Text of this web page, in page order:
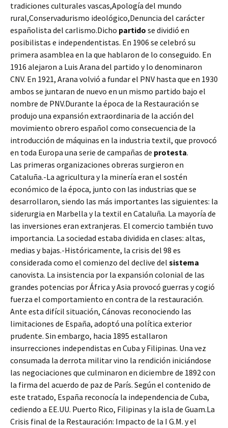
tradiciones culturales vascas,Apología del mundo
rural,Conservadurismo ideológico,Denuncia del carácter
españolista del carlismo.Dicho partido se dividió en
posibilistas e independentistas. En 1906 se celebró su
primera asamblea en la que hablaron de lo conseguido. En
1916 alejaron a Luis Arana del partido y lo denominaron
CNV. En 1921, Arana volvió a fundar el PNV hasta que en 1930
ambos se juntaran de nuevo en un mismo partido bajo el
nombre de PNV.Durante la época de la Restauración se
produjo una expansión extraordinaria de la acción del
movimiento obrero español como consecuencia de la
introducción de máquinas en la industria textil, que provocó
en toda Europa una serie de campañas de protesta.
Las primeras organizaciones obreras surgieron en
Cataluña.-La agricultura y la minería eran el sostén
económico de la época, junto con las industrias que se
desarrollaron, siendo las más importantes las siguientes: la
siderurgia en Marbella y la textil en Cataluña. La mayoría de
las inversiones eran extranjeras. El comercio también tuvo
importancia. La sociedad estaba dividida en clases: altas,
medias y bajas.-Históricamente, la crisis del 98 es
considerada como el comienzo del declive del sistema
canovista. La insistencia por la expansión colonial de las
grandes potencias por África y Asia provocó guerras y cogió
fuerza el comportamiento en contra de la restauración.
Ante esta difícil situación, Cánovas reconociendo las
limitaciones de España, adoptó una política exterior
prudente. Sin embargo, hacia 1895 estallaron
insurrecciones independistas en Cuba y Filipinas. Una vez
consumada la derrota militar vino la rendición iniciándose
las negociaciones que culminaron en diciembre de 1892 con
la firma del acuerdo de paz de París. Según el contenido de
este tratado, España reconocía la independencia de Cuba,
cediendo a EE.UU. Puerto Rico, Filipinas y la isla de Guam.La
Crisis final de la Restauración: Impacto de la I G.M. y el